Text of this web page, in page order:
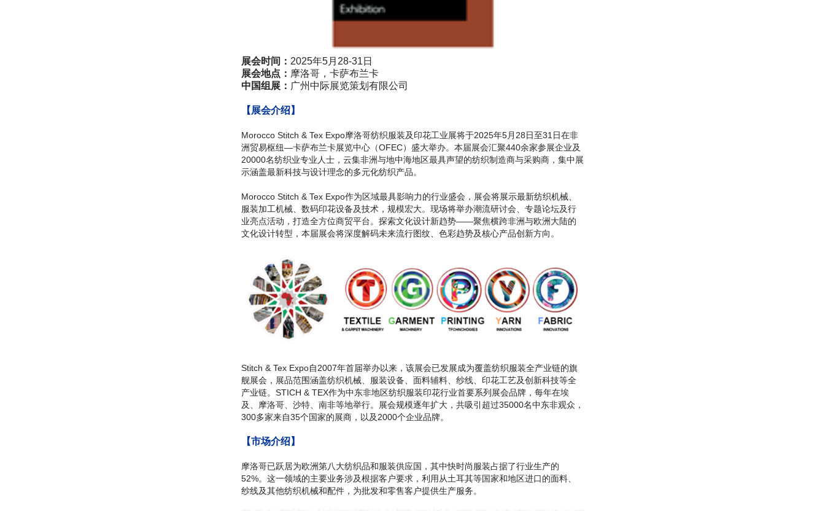
展会时间： 2025年5月28-31日
展会地点： 摩洛哥，卡萨布兰卡
中国组展： 广州中际展览策划有限公司
【展会介绍】
Morocco Stitch & Tex Expo摩洛哥纺织服装及印花工业展将于2025年5月28日至31日在非
洲贸易枢纽—卡萨布兰卡展览中心（OFEC）盛大举办。本届展会汇聚440余家参展企业及
20000名纺织业专业人士，云集非洲与地中海地区最具声望的纺织制造商与采购商，集中展
示涵盖最新科技与设计理念的多元化纺织产品。
Morocco Stitch & Tex Expo作为区域最具影响力的行业盛会，展会将展示最新纺织机械、
服装加工机械、数码印花设备及技术，规模宏大。现场将举办潮流研讨会、专题论坛及行
业亮点活动，打造全方位商贸平台。探索文化设计新趋势——聚焦横跨非洲与欧洲大陆的
文化设计转型，本届展会将深度解码未来流行图纹、色彩趋势及核心产品创新方向。
Stitch & Tex Expo自2007年首届举办以来，该展会已发展成为覆盖纺织服装全产业链的旗
舰展会，展品范围涵盖纺织机械、服装设备、面料辅料、纱线、印花工艺及创新科技等全
产业链。STICH & TEX作为中东非地区纺织服装印花行业首要系列展会品牌，每年在埃
及、摩洛哥、沙特、南非等地举行。展会规模逐年扩大，共吸引超过35000名中东非观众，
300多家来自35个国家的展商，以及2000个企业品牌。
【市场介绍】
摩洛哥已跃居为欧洲第八大纺织品和服装供应国，其中快时尚服装占据了行业生产的
52%。这一领域的主要业务涉及根据客户要求，利用从土耳其等国家和地区进口的面料、
纱线及其他纺织机械和配件，为批发和零售客户提供生产服务。